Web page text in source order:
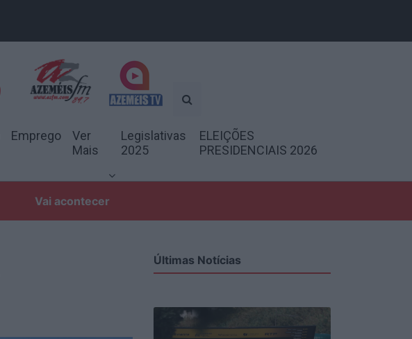
Emprego
Ver
Mais
Legislativas
2025
ELEIÇÕES
PRESIDENCIAIS 2026
Vai acontecer
Últimas Notícias